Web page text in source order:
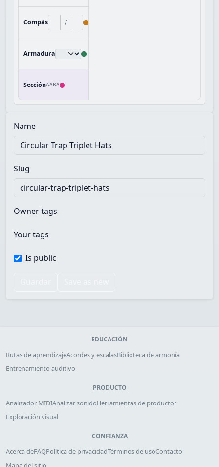
Compás /
Armadura
SecciónAABA
Name
Slug
Owner tags
Your tags
Is public
EDUCACIÓN
Rutas de aprendizajeAcordes y escalasBiblioteca de armonía
Entrenamiento auditivo
PRODUCTO
Analizador MIDIAnalizar sonidoHerramientas de productor
Exploración visual
CONFIANZA
Acerca deFAQPolítica de privacidadTérminos de usoContacto
Mapa del sitio